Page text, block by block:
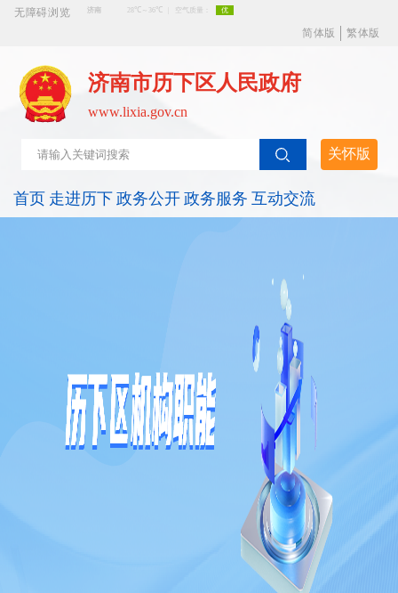
无障碍浏览
简体版
繁体版
济南市历下区人民政府
www.lixia.gov.cn
关怀版
首页 走进历下 政务公开 政务服务 互动交流